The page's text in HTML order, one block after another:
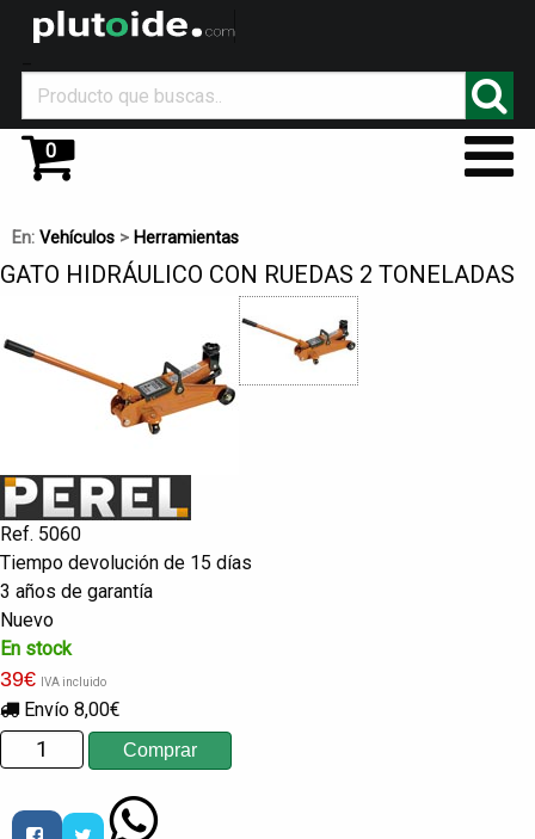
0
En: Vehículos > Herramientas
GATO HIDRÁULICO CON RUEDAS 2 TONELADAS
Ref. 5060
Tiempo devolución de 15 días
3 años de garantía
Nuevo
En stock
39€ IVA incluido
Envío 8,00€